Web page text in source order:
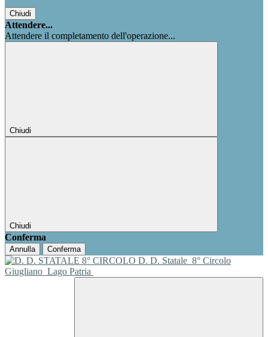
Chiudi
Attendere...
Attendere il completamento dell'operazione...
Chiudi
Chiudi
Conferma
Annulla Conferma
D. D. Statale 8° Circolo
Giugliano Lago Patria